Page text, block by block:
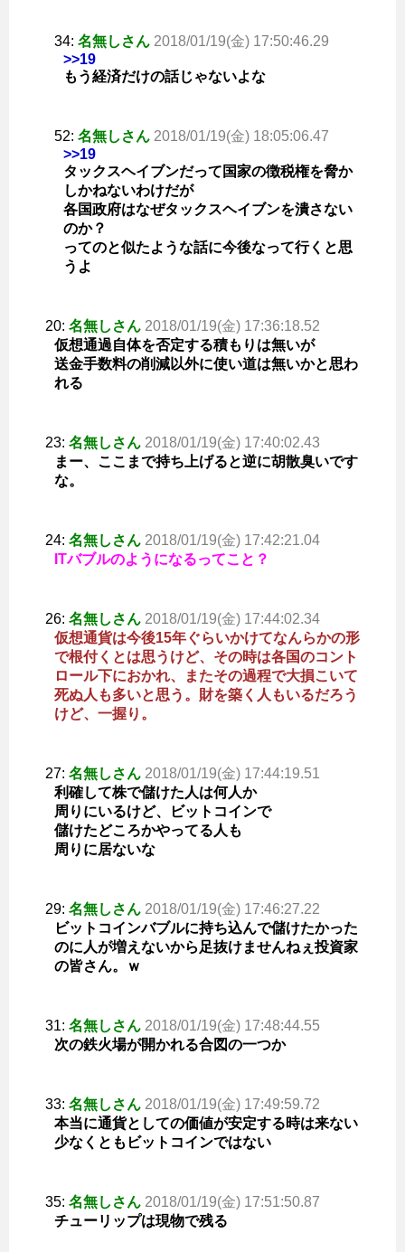
34: 名無しさん 2018/01/19(金) 17:50:46.29
>>19
もう経済だけの話じゃないよな
52: 名無しさん 2018/01/19(金) 18:05:06.47
>>19
タックスヘイブンだって国家の徴税権を脅か
しかねないわけだが
各国政府はなぜタックスヘイブンを潰さない
のか？
ってのと似たような話に今後なって行くと思
うよ
20: 名無しさん 2018/01/19(金) 17:36:18.52
仮想通過自体を否定する積もりは無いが
送金手数料の削減以外に使い道は無いかと思わ
れる
23: 名無しさん 2018/01/19(金) 17:40:02.43
まー、ここまで持ち上げると逆に胡散臭いです
な。
24: 名無しさん 2018/01/19(金) 17:42:21.04
ITバブルのようになるってこと？
26: 名無しさん 2018/01/19(金) 17:44:02.34
仮想通貨は今後15年ぐらいかけてなんらかの形
で根付くとは思うけど、その時は各国のコント
ロール下におかれ、またその過程で大損こいて
死ぬ人も多いと思う。財を築く人もいるだろう
けど、一握り。
27: 名無しさん 2018/01/19(金) 17:44:19.51
利確して株で儲けた人は何人か
周りにいるけど、ビットコインで
儲けたどころかやってる人も
周りに居ないな
29: 名無しさん 2018/01/19(金) 17:46:27.22
ビットコインバブルに持ち込んで儲けたかった
のに人が増えないから足抜けませんねぇ投資家
の皆さん。ｗ
31: 名無しさん 2018/01/19(金) 17:48:44.55
次の鉄火場が開かれる合図の一つか
33: 名無しさん 2018/01/19(金) 17:49:59.72
本当に通貨としての価値が安定する時は来ない
少なくともビットコインではない
35: 名無しさん 2018/01/19(金) 17:51:50.87
チューリップは現物で残る